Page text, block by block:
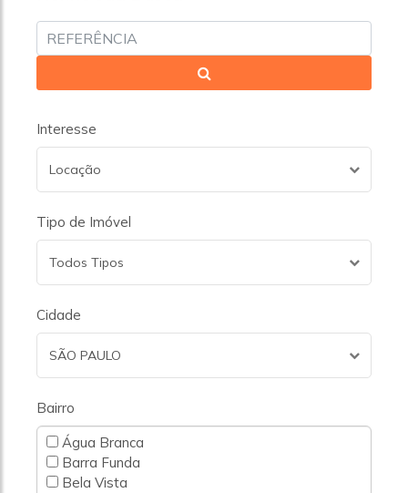
Interesse
Locação
Tipo de Imóvel
Todos Tipos
Cidade
SÃO PAULO
Bairro
Água Branca
Barra Funda
Bela Vista